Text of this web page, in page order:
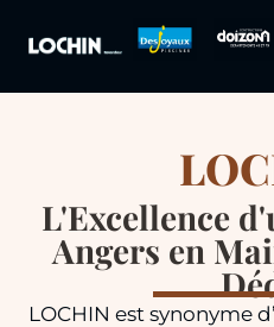
L'Excellence
Angers en
LOCHIN est synonyme